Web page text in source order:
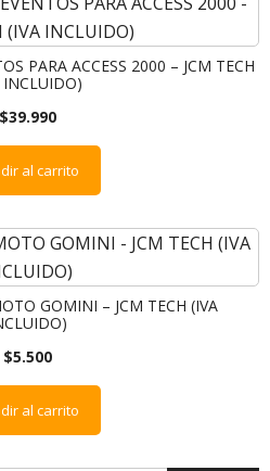
PARA ACCESS 2000 – JCM TECH
INCLUIDO)
$39.990
al carrito
GOMINI – JCM TECH (IVA
$5.500
al carrito